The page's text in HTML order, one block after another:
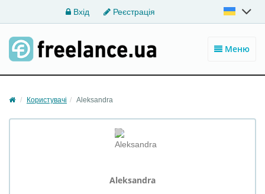
Вхід Реєстрація
Меню
Користувачі Aleksandra
Aleksandra